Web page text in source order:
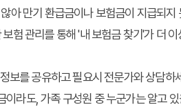
아 만기 환급금이나 보험금이 지급되
험 관리를 통해 '내 보험금 찾기'가 더
보를 공유하고 필요시 전문가와 상담하
이라도, 가족 구성원 중 누군가는 알고